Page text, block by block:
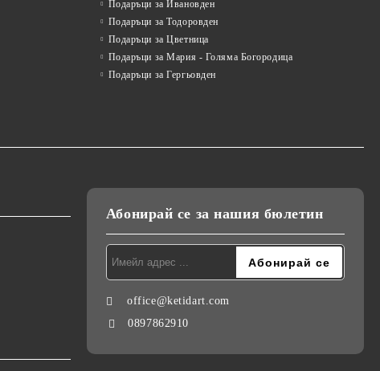
Подаръци за Ивановден
Подаръци за Тодоровден
Подаръци за Цветница
Подаръци за Мария - Голяма Богородица
Подаръци за Гергьовден
Абонирай се за нашия бюлетин
office@ketidart.com
0897862910